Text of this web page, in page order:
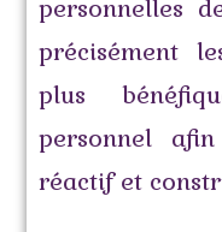
personnelles
précisément
plus
personnel
réactif et